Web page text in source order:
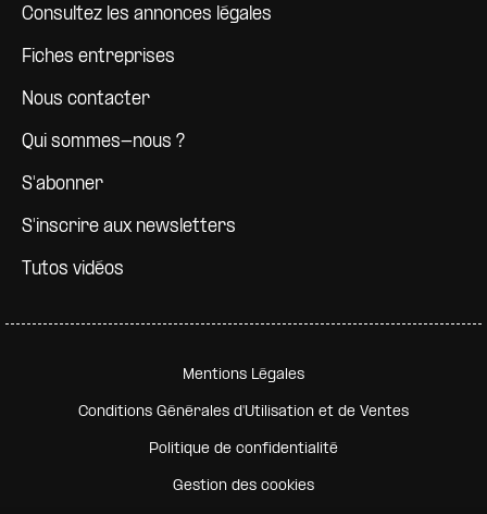
Consultez les annonces légales
Fiches entreprises
Nous contacter
Qui sommes-nous ?
S'abonner
S'inscrire aux newsletters
Tutos vidéos
Pied de page secondaire
Mentions Légales
Conditions Générales d'Utilisation et de Ventes
Politique de confidentialité
Gestion des cookies